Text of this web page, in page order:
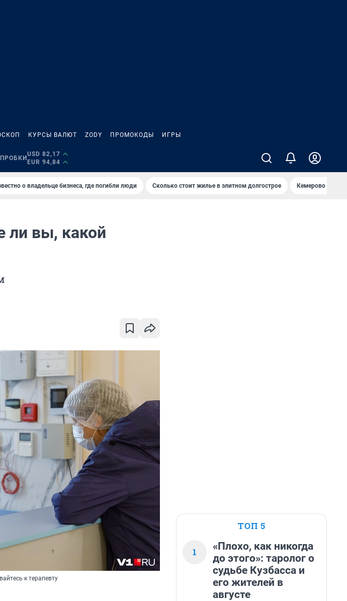
КУРСЫ ВАЛЮТ ZODY ПРОМОКОДЫ ИГРЫ
ПРОБКИ
USD 82,17
EUR 94,84
о владельце бизнеса, где погибли люди Сколько стоит жилье в элитном долгострое Кемерово —
ли вы, какой
к терапевту
ТОП 5
1
«Плохо, как никогда
до этого»: таролог о
судьбе Кузбасса и
его жителей в
августе